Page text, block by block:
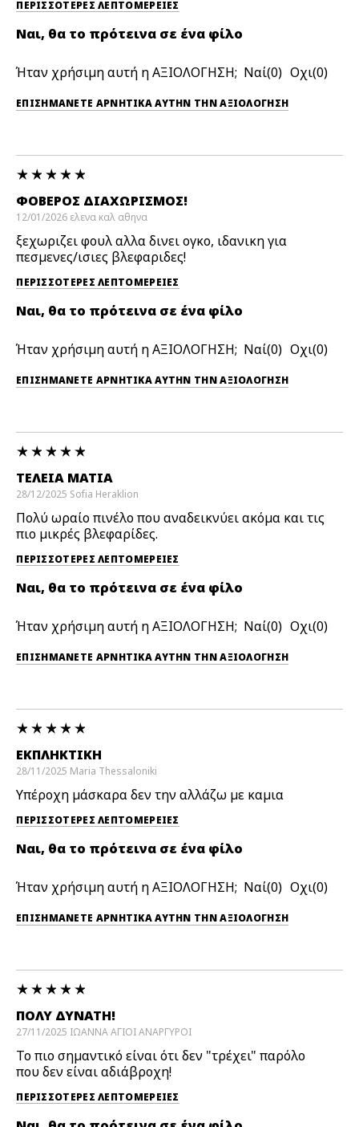
ΠΕΡΙΣΣΌΤΕΡΕΣ ΛΕΠΤΟΜΈΡΕΙΕΣ
Ναι, θα το πρότεινα σε ένα φίλο
Ήταν χρήσιμη αυτή η ΑΞΙΟΛΟΓΗΣΗ; 0 0
ΕΠΙΣΗΜΆΝΕΤΕ ΑΡΝΗΤΙΚΆ ΑΥΤΉΝ ΤΗΝ ΑΞΙΟΛΟΓΗΣΗ
ΦΟΒΕΡΟΣ ΔΙΑΧΩΡΙΣΜΟΣ!
12/01/2026 ελενα καλ αθηνα
ξεχωριζει φουλ αλλα δινει ογκο, ιδανικη για
πεσμενες/ισιες βλεφαριδες!
ΠΕΡΙΣΣΌΤΕΡΕΣ ΛΕΠΤΟΜΈΡΕΙΕΣ
Ναι, θα το πρότεινα σε ένα φίλο
Ήταν χρήσιμη αυτή η ΑΞΙΟΛΟΓΗΣΗ; 0 0
ΕΠΙΣΗΜΆΝΕΤΕ ΑΡΝΗΤΙΚΆ ΑΥΤΉΝ ΤΗΝ ΑΞΙΟΛΟΓΗΣΗ
ΤΈΛΕΙΑ ΜΑΤΙΆ
28/12/2025 Sofia Heraklion
Πολύ ωραίο πινέλο που αναδεικνύει ακόμα και τις
πιο μικρές βλεφαρίδες.
ΠΕΡΙΣΣΌΤΕΡΕΣ ΛΕΠΤΟΜΈΡΕΙΕΣ
Ναι, θα το πρότεινα σε ένα φίλο
Ήταν χρήσιμη αυτή η ΑΞΙΟΛΟΓΗΣΗ; 0 0
ΕΠΙΣΗΜΆΝΕΤΕ ΑΡΝΗΤΙΚΆ ΑΥΤΉΝ ΤΗΝ ΑΞΙΟΛΟΓΗΣΗ
ΕΚΠΛΗΚΤΙΚΗ
28/11/2025 Maria Thessaloniki
Υπέροχη μάσκαρα δεν την αλλάζω με καμια
ΠΕΡΙΣΣΌΤΕΡΕΣ ΛΕΠΤΟΜΈΡΕΙΕΣ
Ναι, θα το πρότεινα σε ένα φίλο
Ήταν χρήσιμη αυτή η ΑΞΙΟΛΟΓΗΣΗ; 0 0
ΕΠΙΣΗΜΆΝΕΤΕ ΑΡΝΗΤΙΚΆ ΑΥΤΉΝ ΤΗΝ ΑΞΙΟΛΟΓΗΣΗ
ΠΟΛΎ ΔΥΝΑΤΉ!
27/11/2025 ΙΩΑΝΝΑΑΓΙΟΙ ΑΝΑΡΓΥΡΟΙ
Το πιο σημαντικό είναι ότι δεν "τρέχει" παρόλο
που δεν είναι αδιάβροχη!
ΠΕΡΙΣΣΌΤΕΡΕΣ ΛΕΠΤΟΜΈΡΕΙΕΣ